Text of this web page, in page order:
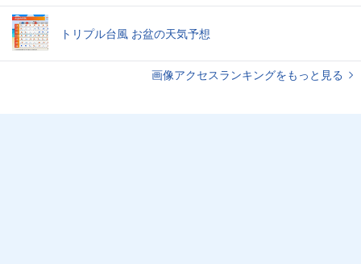
トリプル台風 お盆の天気予想
画像アクセスランキングをもっと見る